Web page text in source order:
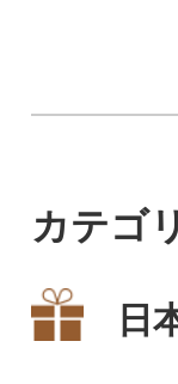
カテゴ
日